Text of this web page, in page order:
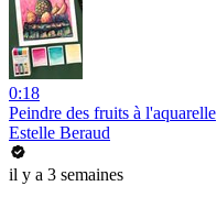
0:18
Peindre des fruits à l'aquarelle
Estelle Beraud
il y a 3 semaines